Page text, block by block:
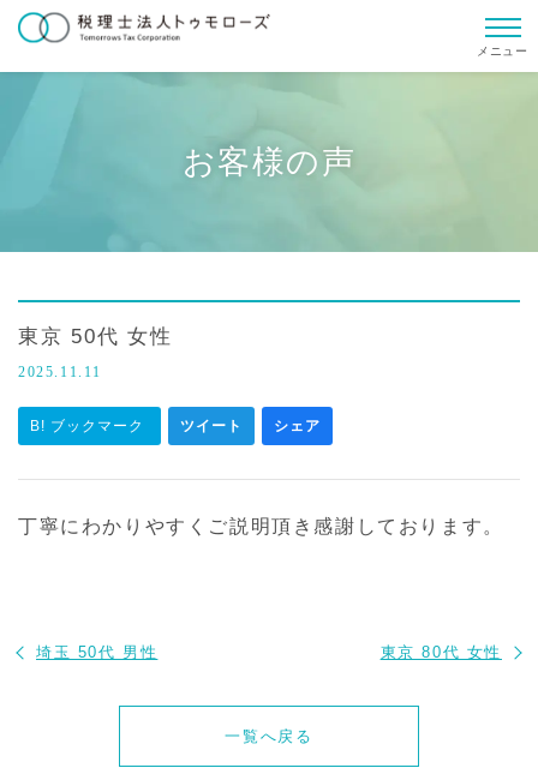
メニュー
お客様の声
東京 50代 女性
2025.11.11
B! ブックマーク ツイート シェア
丁寧にわかりやすくご説明頂き感謝しております。
埼玉 50代 男性
一覧へ戻る
東京 80代 女性